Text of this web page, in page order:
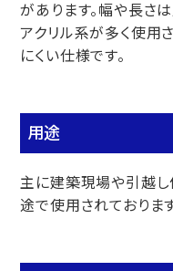
があります。幅や長さ
アクリル系が多く使用
にくい仕様です。
用途
主に建築現場や引越
途で使用されております